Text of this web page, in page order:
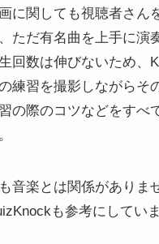
に関しても視聴者さん
ただ有名曲を上手に演
回数は伸びないため、
練習を撮影しながらそ
の際のコツなどをすべ
音楽とは関係がありま
も参考にしていま